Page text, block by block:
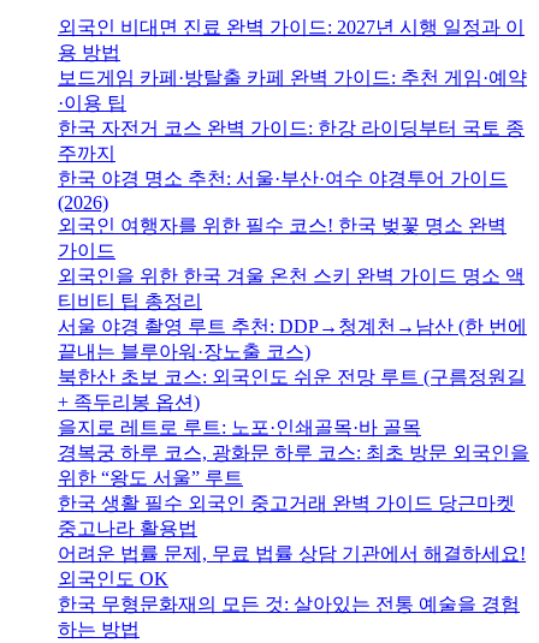
외국인 비대면 진료 완벽 가이드: 2027년 시행 일정과 이
용 방법
보드게임 카페·방탈출 카페 완벽 가이드: 추천 게임·예약
·이용 팁
한국 자전거 코스 완벽 가이드: 한강 라이딩부터 국토 종
주까지
한국 야경 명소 추천: 서울·부산·여수 야경투어 가이드
(2026)
외국인 여행자를 위한 필수 코스! 한국 벚꽃 명소 완벽
가이드
외국인을 위한 한국 겨울 온천 스키 완벽 가이드 명소 액
티비티 팁 총정리
서울 야경 촬영 루트 추천: DDP→청계천→남산 (한 번에
끝내는 블루아워·장노출 코스)
북한산 초보 코스: 외국인도 쉬운 전망 루트 (구름정원길
+ 족두리봉 옵션)
을지로 레트로 루트: 노포·인쇄골목·바 골목
경복궁 하루 코스, 광화문 하루 코스: 최초 방문 외국인을
위한 “왕도 서울” 루트
한국 생활 필수 외국인 중고거래 완벽 가이드 당근마켓
중고나라 활용법
어려운 법률 문제, 무료 법률 상담 기관에서 해결하세요!
외국인도 OK
한국 무형문화재의 모든 것: 살아있는 전통 예술을 경험
하는 방법